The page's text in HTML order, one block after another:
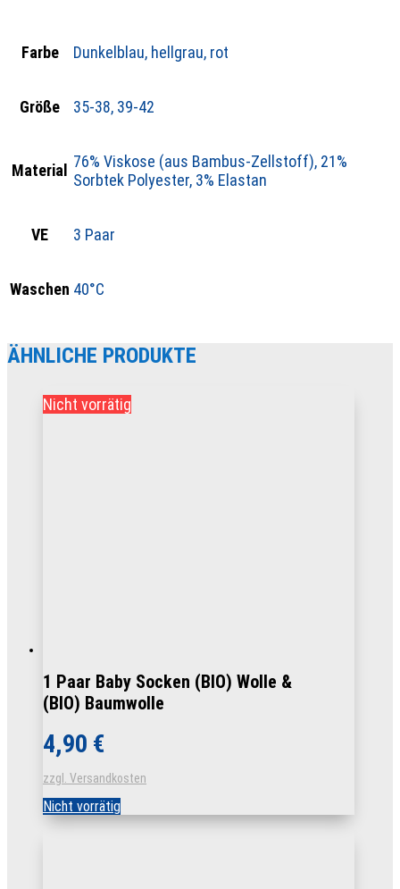
Farbe Dunkelblau, hellgrau, rot
Größe 35-38, 39-42
Material 76% Viskose (aus Bambus-Zellstoff), 21%
Sorbtek Polyester, 3% Elastan
VE 3 Paar
Waschen 40°C
ÄHNLICHE PRODUKTE
Nicht vorrätig
1 Paar Baby Socken (BIO) Wolle &
(BIO) Baumwolle
4,90 €
zzgl. Versandkosten
Nicht vorrätig